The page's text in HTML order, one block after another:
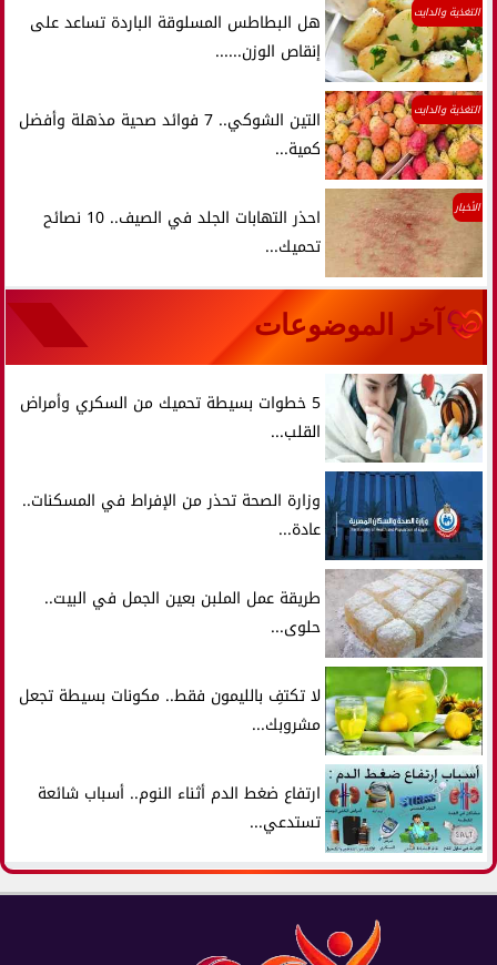
التغذية والدايت
هل البطاطس المسلوقة الباردة تساعد على
إنقاص الوزن......
التغذية والدايت
التين الشوكي.. 7 فوائد صحية مذهلة وأفضل
كمية...
الأخبار
احذر التهابات الجلد في الصيف.. 10 نصائح
تحميك...
آخر الموضوعات
5 خطوات بسيطة تحميك من السكري وأمراض
القلب...
وزارة الصحة تحذر من الإفراط في المسكنات..
عادة...
طريقة عمل الملبن بعين الجمل في البيت..
حلوى...
لا تكتفِ بالليمون فقط.. مكونات بسيطة تجعل
مشروبك...
ارتفاع ضغط الدم أثناء النوم.. أسباب شائعة
تستدعي...